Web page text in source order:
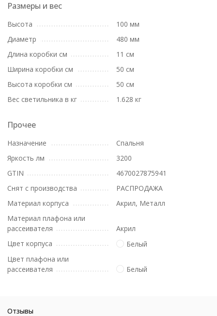
Размеры и вес
Высота
100 мм
Диаметр
480 мм
Длина коробки см
11 см
Ширина коробки см
50 см
Высота коробки см
50 см
Вес светильника в кг
1.628 кг
Прочее
Назначение
Спальня
Яркость лм
3200
GTIN
4670027875941
Снят с производства
РАСПРОДАЖА
Материал корпуса
Акрил, Металл
Материал плафона или
рассеивателя
Акрил
Цвет корпуса
Белый
Цвет плафона или
рассеивателя
Белый
Отзывы